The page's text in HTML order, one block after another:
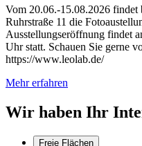
Vom 20.06.-15.08.2026
Ruhrstraße 11 die
Ausstellungseröffnung findet
Uhr statt. Schauen Sie gerne
https://www.leolab.de/
Mehr erfahren
Wir haben Ihr
Freie Flächen